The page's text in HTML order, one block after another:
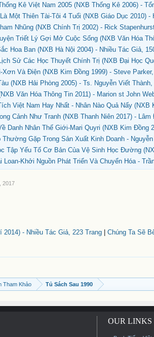
Kê Việt Nam 2005 (NXB Thống Kê 2006) -
Một Thiên Tài-Tôi 4 Tuổi (NXB Giáo Dục 2010) -
Nhũng (NXB Chính Trị 2002) - Rick
Triết Lý Gợi Mở Cuộc Sống (NXB Văn Hóa
Hoa Ban (NXB Hà Nội 2004) - Nhiều Tác Giả,
Sử Các Học Thuyết Chính Trị (NXB Đại Học
Xơn Và Điện (NXB Kim Đồng 1999) - Steve
(NXB Hải Phòng 2005) - Ts. Nguyễn Viết Thành,
Văn Hóa Thông Tin 2011) - Marion st John
Việt Nam Hay Nhất - Nhân Nào Quả Nấy
Cảnh Như Tranh (NXB Thanh Niên 2017) -
Danh Nhân Thế Giới-Mari Quyri (NXB Kim Đồng
Thường Gặp Trong Sản Xuất Kinh Doanh -
Tập Yếu Tố Cơ Bản Của Vệ Sinh Học Đường
Loan-Khởi Nguồn Phát Triển Và Chuyển Hóa -
2017
- Nhiều Tác Giả, 223 Trang Chúng Ta Sẽ
Tham Khảo Tủ Sách Sau 1990
OUR LINKS